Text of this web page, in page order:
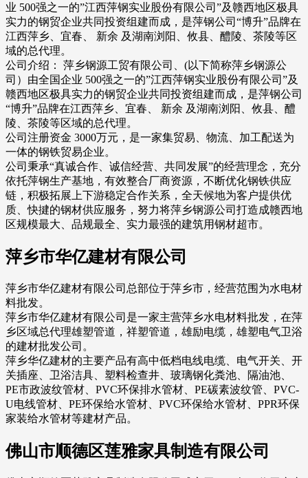
业 500强之一的”江西萍钢实业股份有限公司”及赣西地区极具
实力的钢贸企业共同投资组建而成，是萍钢公司“博升”品牌在
江西萍乡、宜春、 新余 及湖南浏阳、攸县、醴陵、茶陵等区
域的总代理。
公司介绍： 萍乡钢源工贸有限公司、(以下简称萍乡钢源公
司）由全国企业 500强之一的”江西萍钢实业股份有限公司”及
赣西地区极具实力的钢贸企业共同投资组建而成，是萍钢公司
“博升”品牌在江西萍乡、宜春、 新余 及湖南浏阳、攸县、醴
陵、茶陵等区域的总代理。
公司注册资金 3000万元，是一家集贸易、物流、加工配送为
一体的钢铁贸易企业。
公司秉承“真诚合作、诚信经营、共同发展”的经营理念，充分
依托萍钢生产基地，有效整合厂商资源，不断优化钢铁供应
链，积极拓展上下游稳定合作关系，全天候地为客户提供优
质、快揵的钢材供应服务，努力将萍乡钢源公司打造成赣西地
区规模最大、品规最全、实力最强的建筑用钢材超市。
萍乡市华亿建材有限公司
萍乡市华亿建材有限公司总部位于萍乡市，经营范围为水电材
料批发。
萍乡市华亿建材有限公司是一家主营萍乡水电材料批发，在萍
乡区域总代理雄塑管道，祥塑管道，雄励电缆，雄塑电气卫浴
的建材批发公司。
萍乡华亿建材的主要产品有高中低档电线电缆、电气开关、开
关插座、卫浴洁具、塑料检查井、玻璃钢化粪池、隔油池、
PE市政波纹管材、PVC环保排水管材、PE碳素波纹管、PVC-
U电线管材、PE环保给水管材、PVC环保给水管材、PPR环保
家装给水管材等建材产品。
佛山市顺德区莲雅家具制造有限公司